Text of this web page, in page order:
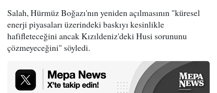
Salah, Hürmüz Boğazı'nın yeniden açılmasının "küresel
enerji piyasaları üzerindeki baskıyı kesinlikle
hafifleteceğini ancak Kızıldeniz'deki Husi sorununu
çözmeyeceğini" söyledi.